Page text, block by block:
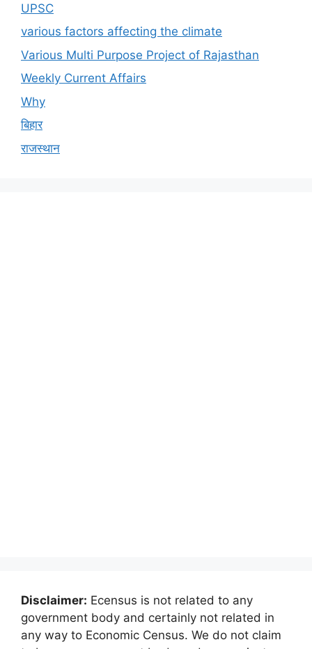
UPSC
various factors affecting the climate
Various Multi Purpose Project of Rajasthan
Weekly Current Affairs
Why
बिहार
राजस्थान
Disclaimer: Ecensus is not related to any
government body and certainly not related in
any way to Economic Census. We do not claim